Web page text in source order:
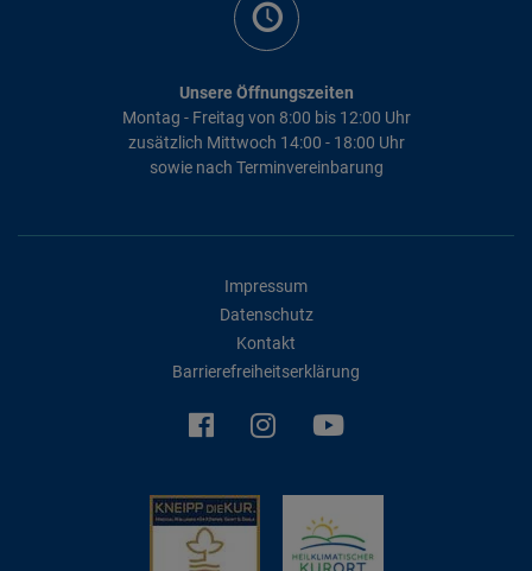
Unsere Öffnungszeiten
Montag - Freitag von 8:00 bis 12:00 Uhr
zusätzlich Mittwoch 14:00 - 18:00 Uhr
sowie nach Terminvereinbarung
Impressum
Datenschutz
Kontakt
Barrierefreiheitserklärung